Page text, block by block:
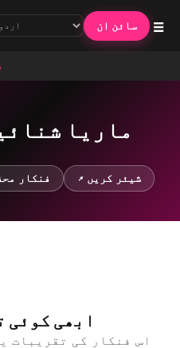
سائن ان ☰
ماریا
♡ فنکار ↗ شیئر کریں
ابھی کوئی
اس فنکار کی تقریبات